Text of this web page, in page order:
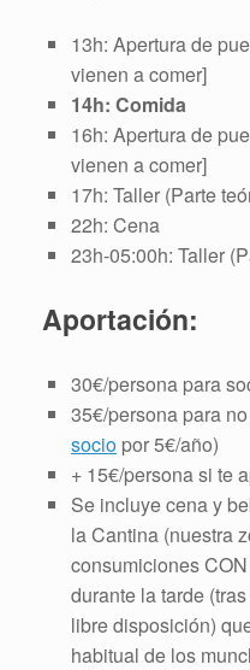
13h: Apertura de
vienen a comer]
14h: Comida
16h: Apertura de
vienen a comer]
17h: Taller (Parte
22h: Cena
23h-05:00h: Taller
Aportación:
30€/persona para
35€/persona para
socio por 5€/año)
+ 15€/persona si te
Se incluye cena y
la Cantina (nuestra
consumiciones
durante la tarde
libre disposición)
habitual de los